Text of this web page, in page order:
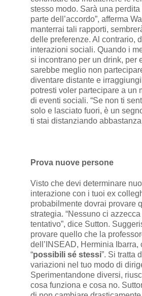
stesso modo. Sarà una perdita
parte dell’accordo”, afferma
manterrai tali rapporti,
delle preferenze. Al contrario,
interazioni sociali. Quando i
si incontrano per un drink, per
sarebbe meglio non
diventare distante e
potresti voler partecipare a un
di eventi sociali. “Se non ti
solo e lasciato fuori, è un
ti stai distanziando
Prova nuove persone
Visto che devi determinare
interazione con i tuoi ex
probabilmente dovrai provare
strategia. “Nessuno ci
tentativo”, dice Sutton.
provare quello che la
dell’INSEAD, Herminia Ibarra,
“possibili sé stessi”. Si tratta
variazioni nel tuo modo di
Sperimentandone diversi,
cosa funziona e cosa no.